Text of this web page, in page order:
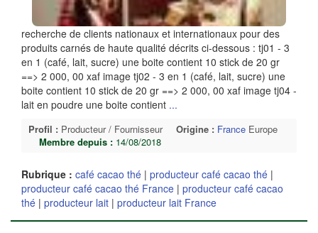
recherche de clients nationaux et internationaux pour des
produits carnés de haute qualité décrits ci-dessous : tj01 - 3
en 1 (café, lait, sucre) une boite contient 10 stick de 20 gr
==> 2 000, 00 xaf image tj02 - 3 en 1 (café, lait, sucre) une
boite contient 10 stick de 20 gr ==> 2 000, 00 xaf image tj04 -
lait en poudre une boite contient ...
Profil : Producteur / Fournisseur Origine : France Europe
Membre depuis : 14/08/2018
Rubrique : café cacao thé | producteur café cacao thé |
producteur café cacao thé France | producteur café cacao
thé | producteur lait | producteur lait France